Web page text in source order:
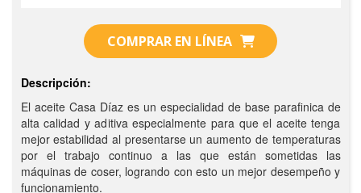
COMPRAR EN LÍNEA
Descripción:
El aceite Casa Díaz es un especialidad de base parafinica de
alta calidad y aditiva especialmente para que el aceite tenga
mejor estabilidad al presentarse un aumento de temperaturas
por el trabajo continuo a las que están sometidas las
máquinas de coser, logrando con esto un mejor desempeño y
funcionamiento.